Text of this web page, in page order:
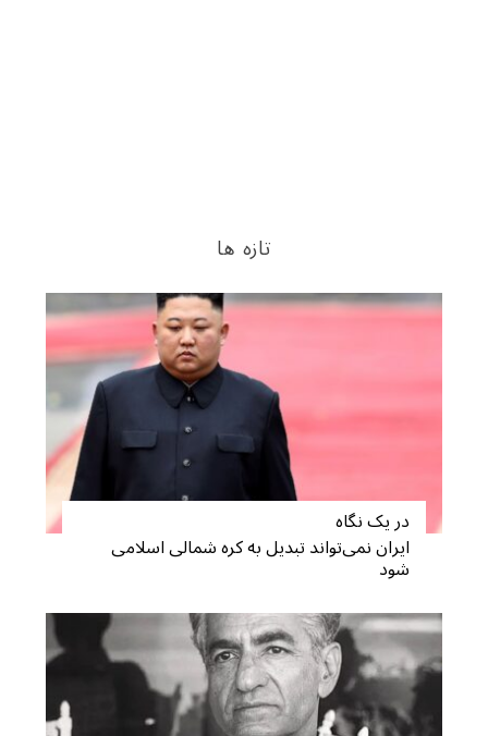
تازه ها
در یک نگاه
ایران نمی‌تواند تبدیل به کره شمالی اسلامی
شود